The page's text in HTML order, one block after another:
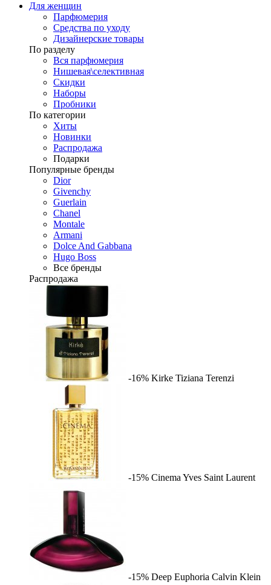
Для женщин
Парфюмерия
Средства по уходу
Дизайнерские товары
По разделу
Вся парфюмерия
Нишевая\селективная
Скидки
Наборы
Пробники
По категории
Хиты
Новинки
Распродажа
Подарки
Популярные бренды
Dior
Givenchy
Guerlain
Chanel
Montale
Armani
Dolce And Gabbana
Hugo Boss
Все бренды
Распродажа
-16% Kirke Tiziana Terenzi
-15% Cinema Yves Saint Laurent
-15% Deep Euphoria Calvin Klein